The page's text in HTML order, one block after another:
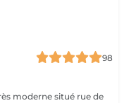
98
moderne situé rue de